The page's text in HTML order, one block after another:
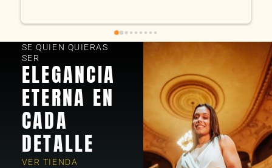
SE QUIEN QUIERAS
SER
ELEGANCIA
ETERNA EN
CADA
DETALLE
VER TIENDA